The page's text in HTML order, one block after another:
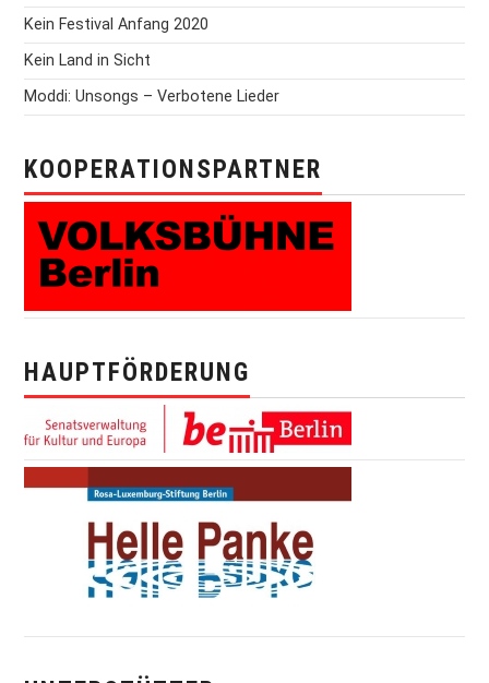
Kein Festival Anfang 2020
Kein Land in Sicht
Moddi: Unsongs – Verbotene Lieder
KOOPERATIONSPARTNER
HAUPTFÖRDERUNG